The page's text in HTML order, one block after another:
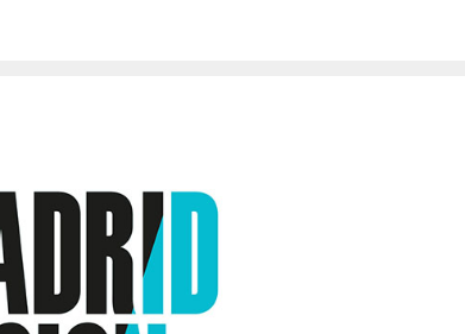
author/redaccion/